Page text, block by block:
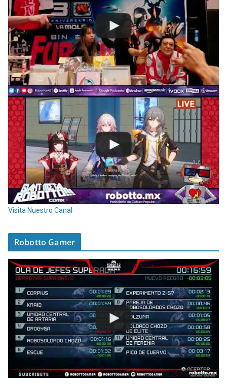
Visita Nuestro Canal
Robotto Gamer